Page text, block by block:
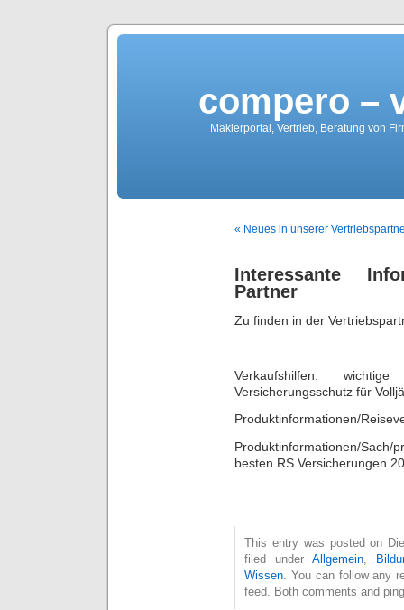
compero –
Maklerportal, Vertrieb, Beratung von
« Neues in unserer
Interessante
Partner
Zu finden in der
Verkaufshilfen:
Versicherungsschutz für
Produktinformationen/
Produktinformationen/Sach/
besten RS Versicherungen
This entry was posted on
filed underAllgemein
Wissen . You can follow any
feed. Both comments and